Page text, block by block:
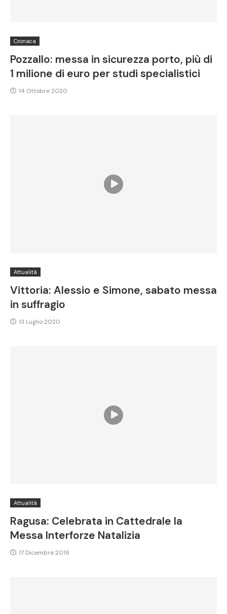
Cronaca
Pozzallo: messa in sicurezza porto, più di
1 milione di euro per studi specialistici
14 Ottobre 2020
Attualità
Vittoria: Alessio e Simone, sabato messa
in suffragio
13 Luglio 2020
Attualità
Ragusa: Celebrata in Cattedrale la
Messa Interforze Natalizia
17 Dicembre 2019